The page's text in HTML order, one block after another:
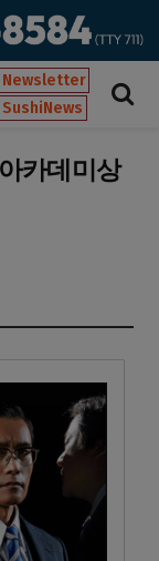
Newsletter
SushiNews
카데미상